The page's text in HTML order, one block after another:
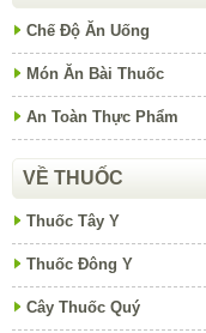
Chế Độ Ăn Uống
Món Ăn Bài Thuốc
An Toàn Thực Phẩm
VỀ THUỐC
Thuốc Tây Y
Thuốc Đông Y
Cây Thuốc Quý